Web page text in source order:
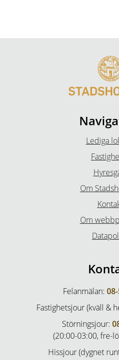
Lediga
Om
Om
Felanmälan:
Fastighetsjour (kväll &
Störningsjour:
(20:00-03:00, fre-
Hissjour (dygnet